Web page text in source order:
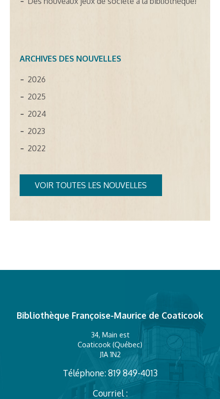
ARCHIVES DES NOUVELLES
2026
2025
2024
2023
2022
VOIR TOUTES LES NOUVELLES
Bibliothèque Françoise-Maurice de Coaticook
34, Main est
Coaticook (Québec)
J1A 1N2
Téléphone: 819 849-4013
Courriel :